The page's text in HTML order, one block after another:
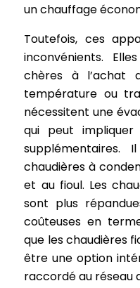
un chauffage
Toutefois, ces
inconvénients.
chères à l’achat
température ou
nécessitent une
qui peut impliquer
supplémentaires.
chaudières à
et au fioul. Les
sont plus
coûteuses en
que les chaudières
être une option
raccordé au réseau